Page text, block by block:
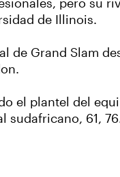
pero su
de Illinois.
de Grand Slam
el plantel del
sudafricano, 61,